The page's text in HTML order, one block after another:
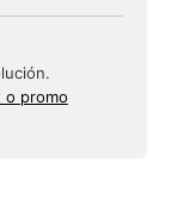
promo